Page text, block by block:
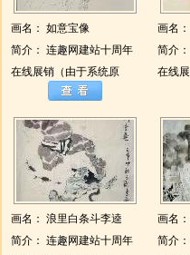
画名： 如意宝像
简介： 连趣网建站十周年
在线展销（由于系统原
画名
简介
在线
画名： 浪里白条斗李逵
简介： 连趣网建站十周年
画名
简介